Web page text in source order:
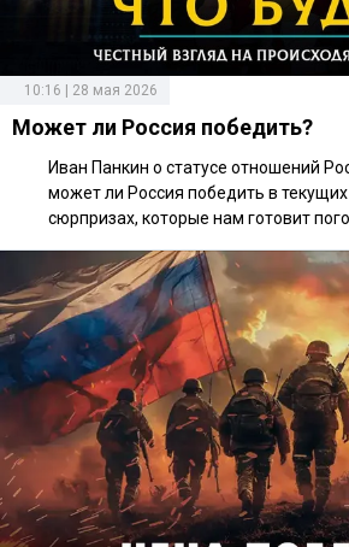
10:16 | 28 мая 2026
Может ли Россия победить?
Иван Панкин о статусе отношений
может ли Россия победить в
сюрпризах, которые нам готовит